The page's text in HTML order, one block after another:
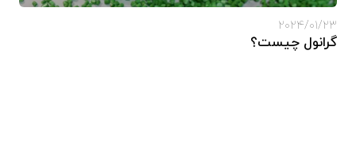
2024/01/23
گرانول چیست؟